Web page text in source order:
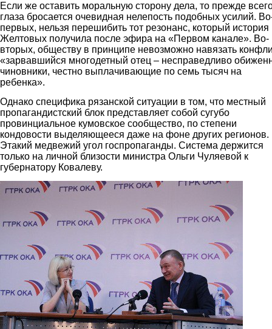
Если же оставить моральную сторону дела, то прежде
глаза бросается очевидная нелепость подобных усилий.
первых, нельзя перешибить тот резонанс, который история
Желтовых получила после эфира на «Первом канале». Во-
вторых, обществу в принципе невозможно навязать
«зарвавшийся многодетный отец – несправедливо
чиновники, честно выплачивающие по семь тысяч на
ребенка».
Однако специфика рязанской ситуации в том, что местный
пропагандистский блок представляет собой сугубо
провинциальное кумовское сообщество, по степени
кондовости выделяющееся даже на фоне других регионов.
Этакий медвежий угол госпропаганды. Система держится
только на личной близости министра Ольги Чуляевой к
губернатору Ковалеву.
chulyaevakovalev.jpg